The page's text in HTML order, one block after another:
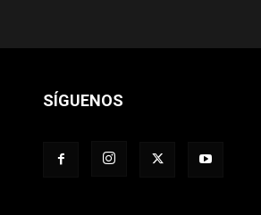
SÍGUENOS